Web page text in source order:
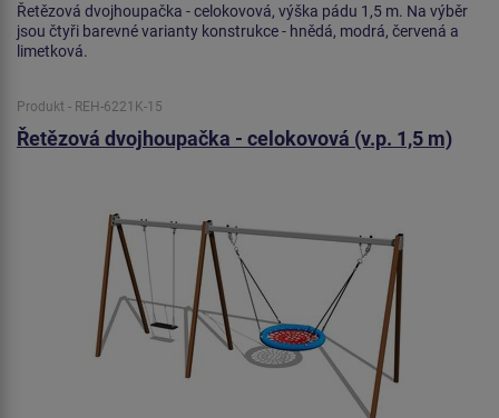
Řetězová dvojhoupačka - celokovová, výška pádu 1,5 m. Na výběr
jsou čtyři barevné varianty konstrukce - hnědá, modrá, červená a
limetková.
Produkt - REH-6221K-15
Řetězová dvojhoupačka - celokovová (v.p. 1,5 m)